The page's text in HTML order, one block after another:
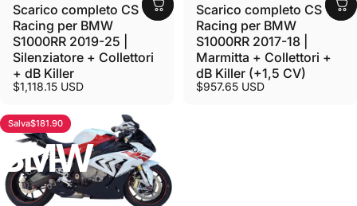
BMW
Scarico completo CS
Racing per BMW
S1000RR 2019-25 |
Silenziatore + Collettori
+ dB Killer
$1,118.15 USD
Scarico completo CS
Racing per BMW
S1000RR 2017-18 |
Marmitta + Collettori +
dB Killer (+1,5 CV)
$957.65 USD
3.0
Salva$181.90